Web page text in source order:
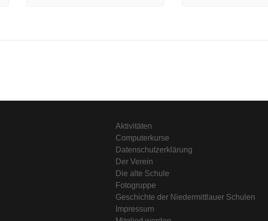
Aktivitäten
Computerkurse
Datenschutzerklärung
Der Verein
Die alte Schule
Fotogruppe
Geschichte der Niedermittlauer Schulen
Impressum